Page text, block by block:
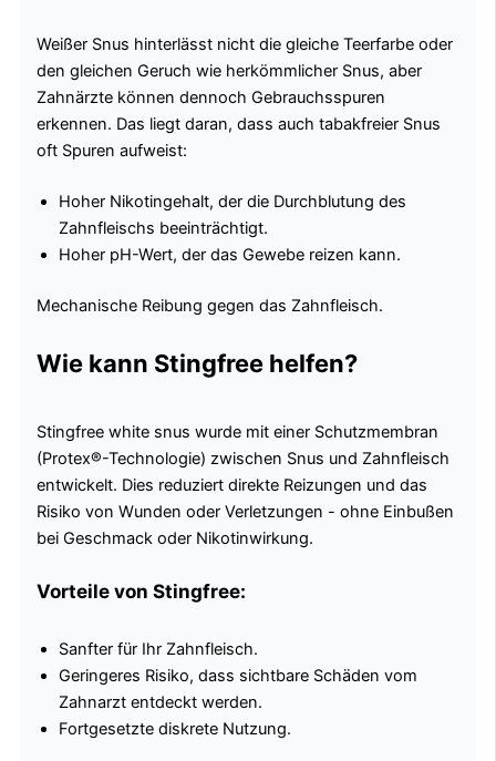
Weißer Snus hinterlässt nicht die gleiche Teerfarbe oder
den gleichen Geruch wie herkömmlicher Snus, aber
Zahnärzte können dennoch Gebrauchsspuren
erkennen. Das liegt daran, dass auch tabakfreier Snus
oft Spuren aufweist:
Hoher Nikotingehalt, der die Durchblutung des
Zahnfleischs beeinträchtigt.
Hoher pH-Wert, der das Gewebe reizen kann.
Mechanische Reibung gegen das Zahnfleisch.
Wie kann Stingfree helfen?
Stingfree white snus wurde mit einer Schutzmembran
(Protex®-Technologie) zwischen Snus und Zahnfleisch
entwickelt. Dies reduziert direkte Reizungen und das
Risiko von Wunden oder Verletzungen - ohne Einbußen
bei Geschmack oder Nikotinwirkung.
Vorteile von Stingfree:
Sanfter für Ihr Zahnfleisch.
Geringeres Risiko, dass sichtbare Schäden vom
Zahnarzt entdeckt werden.
Fortgesetzte diskrete Nutzung.